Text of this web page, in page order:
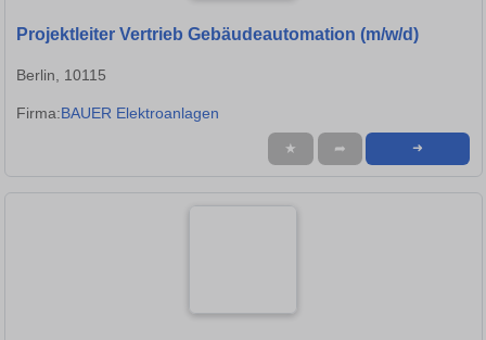
Projektleiter Vertrieb Gebäudeautomation (m/w/d)
Berlin, 10115
Firma:BAUER Elektroanlagen
★ ➦ ➜